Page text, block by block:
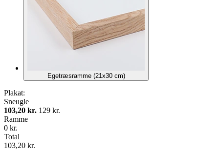
Egetræsramme (21x30 cm)
Plakat:
Sneugle
103,20 kr. 129 kr.
Ramme
0 kr.
Total
103,20 kr.